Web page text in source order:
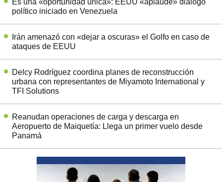
Es una «oportunidad única»: EEUU «aplaude» diálogo
político iniciado en Venezuela
Irán amenazó con «dejar a oscuras» el Golfo en caso de
ataques de EEUU
Delcy Rodríguez coordina planes de reconstrucción
urbana con representantes de Miyamoto International y
TFI Solutions
Reanudan operaciones de carga y descarga en
Aeropuerto de Maiquetía: Llega un primer vuelo desde
Panamá